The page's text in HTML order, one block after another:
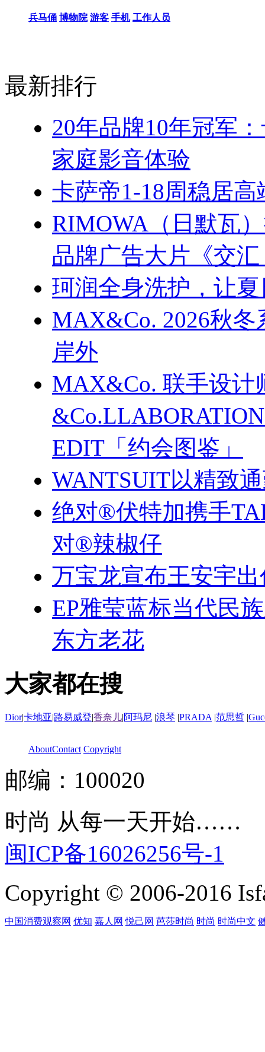
兵马俑 博物院 游客 手机 工作人员
最新排行
20年品牌10年冠军
家庭影音体验
卡萨帝1-18周稳居
RIMOWA（日默瓦
品牌广告大片《交
珂润全身洗护，让
MAX&Co. 2026秋
岸外
MAX&Co. 联手设计
EDIT「约会图鉴」
WANTSUIT以精致
绝对®伏特加携手
对®辣椒仔
万宝龙宣布王安宇
EP雅莹蓝标当代民
东方老花
大家都在搜
Dior|卡地亚|路易威登|香奈儿|阿玛尼 |浪琴 |PRADA |范思哲 |
AboutContact Copyright
邮编：100020
时尚 从每一天开始……
闽ICP备16026256号-1
Copyright © 2006-2016
中国消费观察网 优知 嘉人网 悦己网 芭莎时尚 时尚 时尚中文